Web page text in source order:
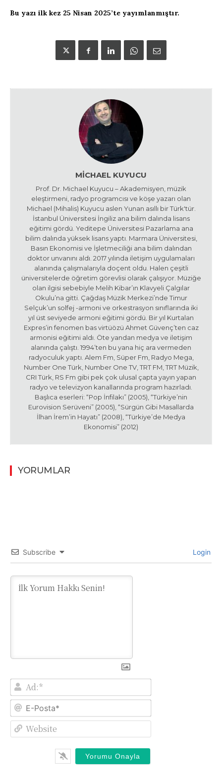
Bu yazı ilk kez 25 Nisan 2025’te yayımlanmıştır.
MICHAEL KUYUCU
Prof. Dr. Michael Kuyucu – Akademisyen, müzik
eleştirmeni, radyo programcısı ve köşe yazarı olan
Michael (Mihalis) Kuyucu aslen Yunan asıllı bir Türk'tür.
İstanbul Üniversitesi İngiliz ana bilim dalında lisans
eğitimi gördü. Yeditepe Üniversitesi Pazarlama ana
bilim dalında yüksek lisans yaptı. Marmara Üniversitesi,
Basın Ekonomisi ve İşletmeciliği ana bilim dalından
doktor unvanını aldı. 2017 yılında iletişim uygulamaları
alanında çalışmalarıyla doçent oldu. Halen çeşitli
üniversitelerde öğretim görevlisi olarak çalışıyor. Müziğe
olan ilgisi sebebiyle Melih Kibar’ın Klavyeli Çalgılar
Okulu’na gitti. Çağdaş Müzik Merkezi’nde Timur
Selçuk’un solfej -armoni ve orkestrasyon sınıflarında iki
yıl üst seviyede armoni eğitimi gördü. Bir yıl Kurtalan
Expres’in fenomen bas virtüözü Ahmet Güvenç’ten caz
armonisi eğitimi aldı. Öte yandan medya ve iletişim
alanında çalıştı. 1994’ten bu yana hiç ara vermeden
radyoculuk yaptı. Alem Fm, Süper Fm, Radyo Mega,
Number One Türk, Number One TV, TRT FM, TRT Müzik,
CRI Türk, RS Fm gibi pek çok ulusal çapta yayın yapan
radyo ve televizyon kanallarında program hazırladı.
Başlıca eserleri: “Pop İnfilakı” (2005), “Türkiye’nin
Eurovision Serüveni” (2005), “Sürgün Gibi Masallarda
İlhan İrem’in Hayatı” (2008), “Türkiye’de Medya
Ekonomisi” (2012)
YORUMLAR
Subscribe Login
Ad:*
E-